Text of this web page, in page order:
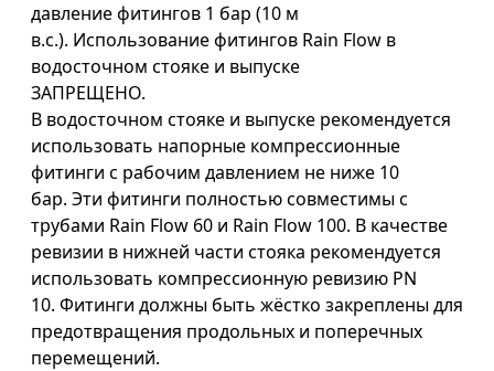
давление фитингов 1 бар (10 м
в.с.). Использование фитингов Rain Flow в
водосточном стояке и выпуске
ЗАПРЕЩЕНО.
В водосточном стояке и выпуске рекомендуется
использовать напорные компрессионные
фитинги с рабочим давлением не ниже 10
бар. Эти фитинги полностью совместимы с
трубами Rain Flow 60 и Rain Flow 100. В качестве
ревизии в нижней части стояка рекомендуется
использовать компрессионную ревизию PN
10. Фитинги должны быть жёстко закреплены для
предотвращения продольных и поперечных
перемещений.